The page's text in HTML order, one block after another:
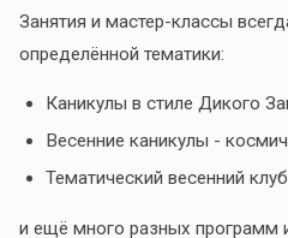
Занятия и мастер-классы
определённой тематики:
Каникулы в стиле Дикого
Весенние каникулы -
Тематический весенний
и ещё много разных программ